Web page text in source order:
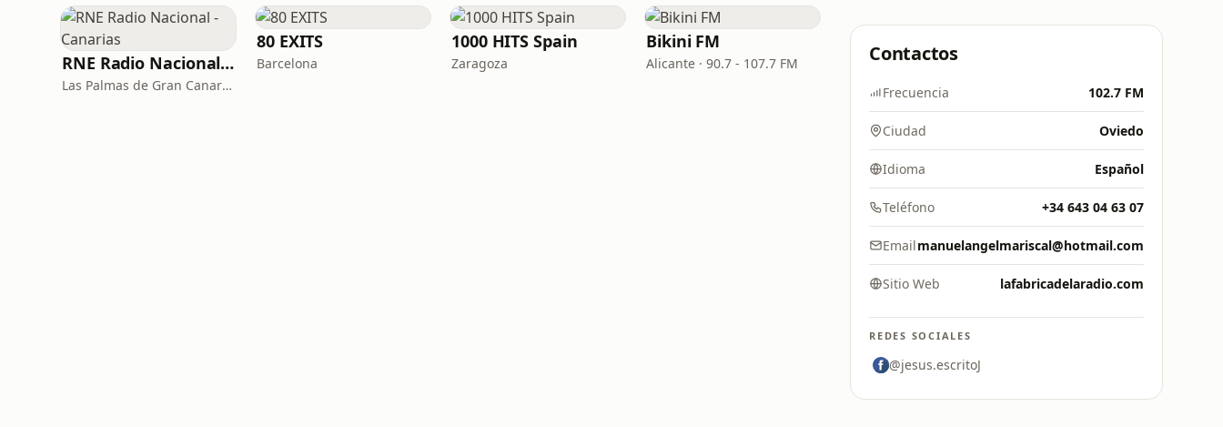
RNE Radio Nacional - Canarias
Las Palmas de Gran Canaria · 92.8 FM
80 EXITS
Barcelona
1000 HITS Spain
Zaragoza
Bikini FM
Alicante · 90.7 - 107.7 FM Contactos
Frecuencia 102.7 FM
Ciudad Oviedo
Idioma Español
Teléfono +34 643 04 63 07
Emailmanuelangelmariscal@hotmail.com
Sitio Web lafabricadelaradio.com
REDES SOCIALES
@jesus.escritoJ